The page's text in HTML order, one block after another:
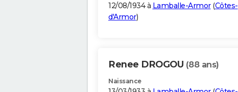
12/08/1934 à Lamballe-Armor(Côtes-
d'Armor)
Renee DROGOU (88 ans)
Naissance